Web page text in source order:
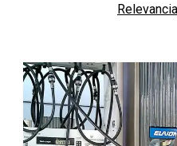
Relevancia